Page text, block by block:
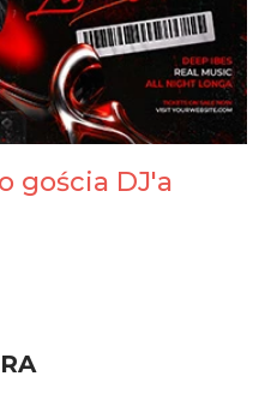
gościa DJ'a